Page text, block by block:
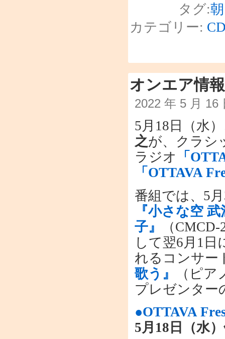
タグ:
カテゴリー:
オンエア情
2022 年 5 月 16
5月18日（水
之が、クラシ
ラジオ
「
「OTTAVA
番組では、5
『小さな空
子』
（
して翌6月1
れるコンサー
歌う』
（ピア
プレゼンター
●OTTAVA
5月18日（水